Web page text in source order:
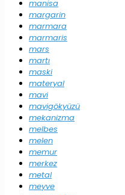
manisa
margarin
marmara
marmaris
mars
martı
maski
materyal
mavi
mavigökyüzü
mekanizma
melbes
melen
memur
merkez
metal
meyve